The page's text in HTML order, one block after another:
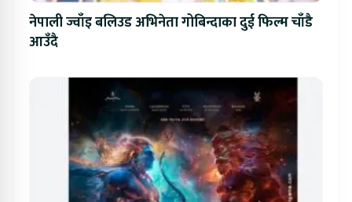
नेपाली ज्वाँइ बलिउड अभिनेता गोबिन्दाका दुई फिल्म चाँडै
आउँदै